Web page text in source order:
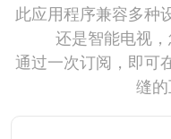
此应用程序兼容多种
还是智能电视，
通过一次订阅，即可
缝的